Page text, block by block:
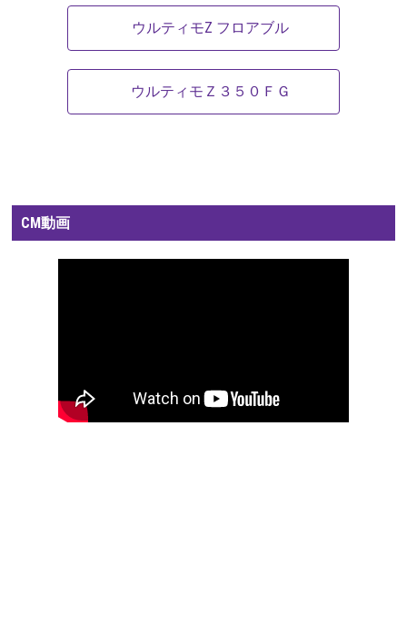
ウルティモZ フロアブル
ウルティモＺ３５０ＦＧ
CM動画